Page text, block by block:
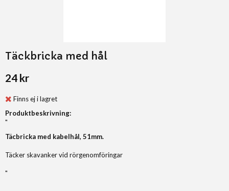
Täckbricka med hål
24 kr
Finns ej i lagret
Produktbeskrivning:
"
Täcbricka med kabelhål, 51mm.
Täcker skavanker vid rörgenomföringar
"